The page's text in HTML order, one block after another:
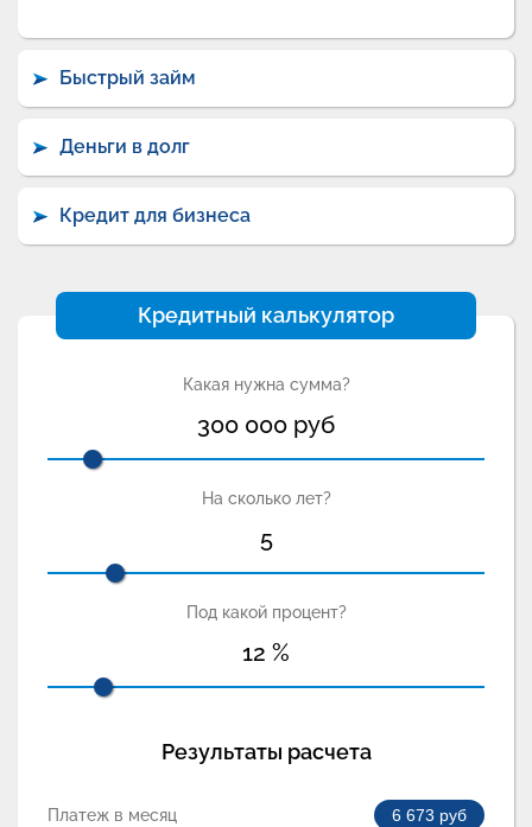
Быстрый займ
Деньги в долг
Кредит для бизнеса
Кредитный калькулятор
Какая нужна сумма?
300 000 руб
На сколько лет?
5
Под какой процент?
12 %
Результаты расчета
Платеж в месяц 6 673 руб